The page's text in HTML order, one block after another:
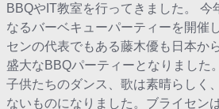
BBQやIT教室を行ってきました。 今
なるバーベキューパーティーを開催
センの代表でもある藤木優も日本か
盛大なBBQパーティーとなりました
子供たちのダンス、歌は素晴らしく
ないものになりました。ブライセン